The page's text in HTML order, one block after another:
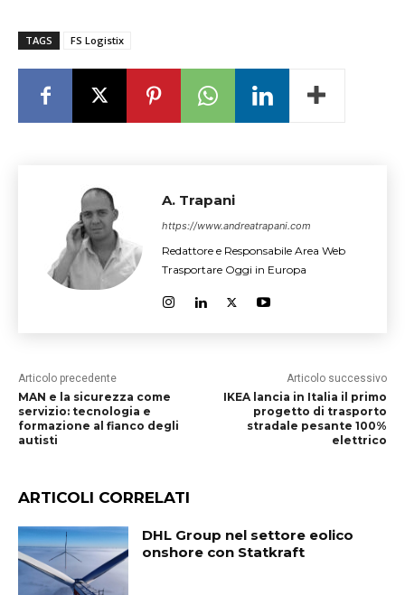
TAGS FS Logistix
A. Trapani
https://www.andreatrapani.com
Redattore e Responsabile Area Web
Trasportare Oggi in Europa
Articolo precedente
MAN e la sicurezza come
servizio: tecnologia e
formazione al fianco degli
autisti
Articolo successivo
IKEA lancia in Italia il primo
progetto di trasporto
stradale pesante 100%
elettrico
ARTICOLI CORRELATI
DHL Group nel settore eolico
onshore con Statkraft